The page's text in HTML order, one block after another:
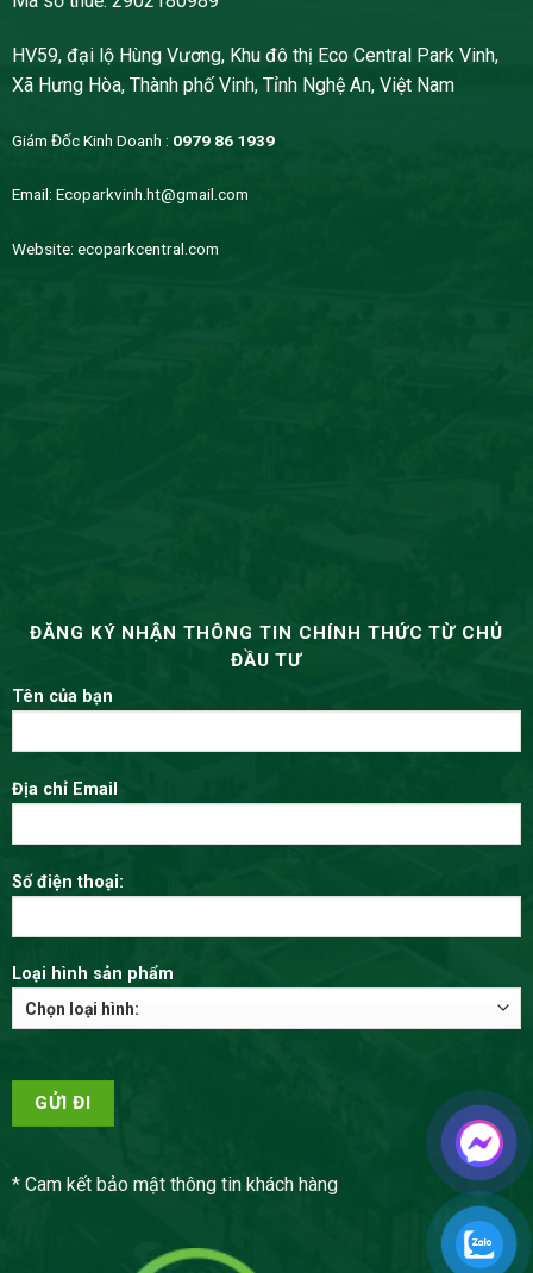
HV59, đại lộ Hùng Vương, Khu đô thị Eco Central Park Vinh,
Xã Hưng Hòa, Thành phố Vinh, Tỉnh Nghệ An, Việt Nam
Giám Đốc Kinh Doanh : 0979 86 1939
Email: Ecoparkvinh.ht@gmail.com
Website: ecoparkcentral.com
ĐĂNG KÝ NHẬN THÔNG TIN CHÍNH THỨC TỪ CHỦ
ĐẦU TƯ
Tên của bạn
Địa chỉ Email
Số điện thoại:
Loại hình sản phẩm
* Cam kết bảo mật thông tin khách hàng